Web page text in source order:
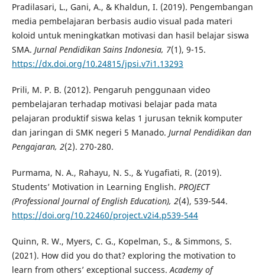
Pradilasari, L., Gani, A., & Khaldun, I. (2019). Pengembangan
media pembelajaran berbasis audio visual pada materi
koloid untuk meningkatkan motivasi dan hasil belajar siswa
SMA. Jurnal Pendidikan Sains Indonesia, 7(1), 9-15.
https://dx.doi.org/10.24815/jpsi.v7i1.13293
Prili, M. P. B. (2012). Pengaruh penggunaan video
pembelajaran terhadap motivasi belajar pada mata
pelajaran produktif siswa kelas 1 jurusan teknik komputer
dan jaringan di SMK negeri 5 Manado. Jurnal Pendidikan dan
Pengajaran, 2(2). 270-280.
Purmama, N. A., Rahayu, N. S., & Yugafiati, R. (2019).
Students’ Motivation in Learning English. PROJECT
(Professional Journal of English Education), 2(4), 539-544.
https://doi.org/10.22460/project.v2i4.p539-544
Quinn, R. W., Myers, C. G., Kopelman, S., & Simmons, S.
(2021). How did you do that? exploring the motivation to
learn from others’ exceptional success. Academy of